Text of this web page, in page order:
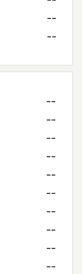
--
--
--
--
--
--
--
--
--
--
--
--